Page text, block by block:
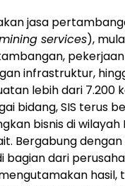
jasa
services),
pekerjaan
infrastruktur,
lebih dari 7.200
bidang, SIS terus
bisnis di
Bergabung dengan
bagian dari
hasil,